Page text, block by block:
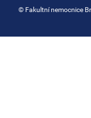
© Fakultní nemocnice